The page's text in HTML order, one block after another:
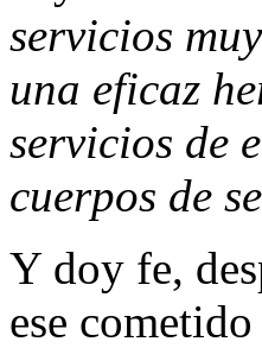
servicios
una eficaz
servicios de
cuerpos de
Y doy fe,
ese